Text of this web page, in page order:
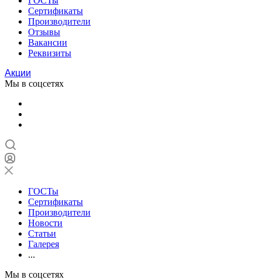
Сертификаты
Производители
Отзывы
Вакансии
Реквизиты
Акции
Мы в соцсетях
ГОСТы
Сертификаты
Производители
Новости
Статьи
Галерея
...
Мы в соцсетях